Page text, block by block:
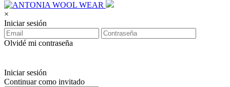
×
Iniciar sesión
Olvidé mi contraseña
Iniciar sesión
Continuar como invitado